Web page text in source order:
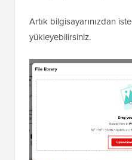
Artık bilgisayarınızdan
yükleyebilirsiniz.